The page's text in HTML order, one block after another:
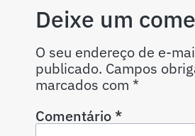
Deixe um
O seu endereço de e-
publicado. Campos
marcados com *
Comentário*